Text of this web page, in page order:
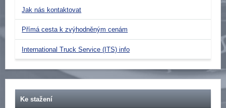
Jak nás kontaktovat
Přímá cesta k zvýhodněným cenám
International Truck Service (ITS) info
Ke stažení